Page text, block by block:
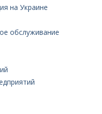
на Украине
обслуживание